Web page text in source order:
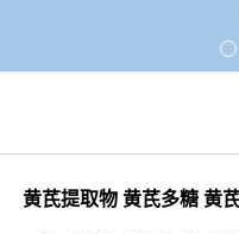
黄芪提取物 黄芪多糖 黄